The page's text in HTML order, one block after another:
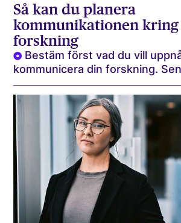
Så kan du planera
kommunikationen
forskning
Bestäm först vad du vill
kommunicera din forskning.